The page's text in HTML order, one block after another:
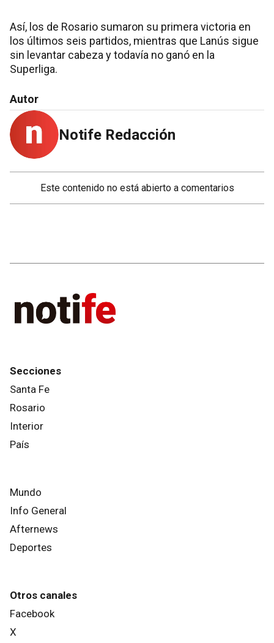
Así, los de Rosario sumaron su primera victoria en
los últimos seis partidos, mientras que Lanús sigue
sin levantar cabeza y todavía no ganó en la
Superliga.
Autor
Notife Redacción
Este contenido no está abierto a comentarios
Secciones
Santa Fe
Rosario
Interior
País
Mundo
Info General
Afternews
Deportes
Otros canales
Facebook
X